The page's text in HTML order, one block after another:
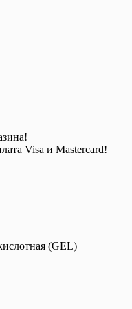
Visa и Mastercard!
(GEL)